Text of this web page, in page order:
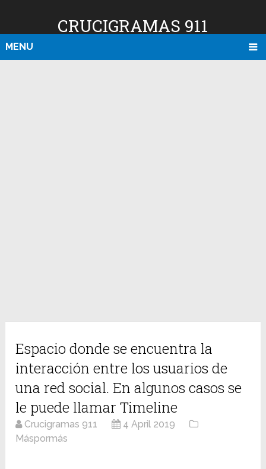
CRUCIGRAMAS 911
MENU
Espacio donde se encuentra la
interacción entre los usuarios de
una red social. En algunos casos se
le puede llamar Timeline
Crucigramas 911
4 April 2019
Máspormás